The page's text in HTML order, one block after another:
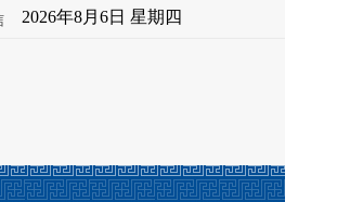
2026年8月6日 星期四